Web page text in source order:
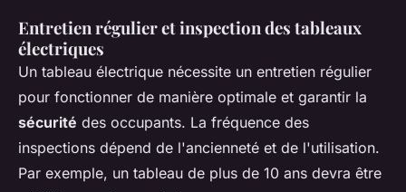
Entretien régulier et inspection des tableaux
électriques
Un tableau électrique nécessite un entretien régulier
pour fonctionner de manière optimale et garantir la
sécurité des occupants. La fréquence des
inspections dépend de l'ancienneté et de l'utilisation.
Par exemple, un tableau de plus de 10 ans devra être